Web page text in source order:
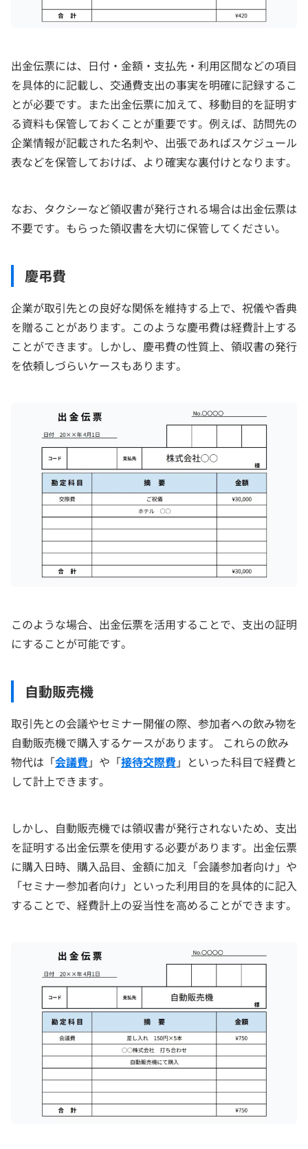
出金伝票には、日付・金額・支払先・利用区間などの項目
を具体的に記載し、交通費支出の事実を明確に記録するこ
とが必要です。また出金伝票に加えて、移動目的を証明す
る資料も保管しておくことが重要です。例えば、訪問先の
企業情報が記載された名刺や、出張であればスケジュール
表などを保管しておけば、より確実な裏付けとなります。
なお、タクシーなど領収書が発行される場合は出金伝票は
不要です。もらった領収書を大切に保管してください。
慶弔費
企業が取引先との良好な関係を維持する上で、祝儀や香典
を贈ることがあります。このような慶弔費は経費計上する
ことができます。しかし、慶弔費の性質上、領収書の発行
を依頼しづらいケースもあります。
このような場合、出金伝票を活用することで、支出の証明
にすることが可能です。
自動販売機
取引先との会議やセミナー開催の際、参加者への飲み物を
自動販売機で購入するケースがあります。 これらの飲み
物代は「会議費 」や「接待交際費 」といった科目で経費と
して計上できます。
しかし、自動販売機では領収書が発行されないため、支出
を証明する出金伝票を使用する必要があります。出金伝票
に購入日時、購入品目、金額に加え「会議参加者向け」や
「セミナー参加者向け」といった利用目的を具体的に記入
することで、経費計上の妥当性を高めることができます。